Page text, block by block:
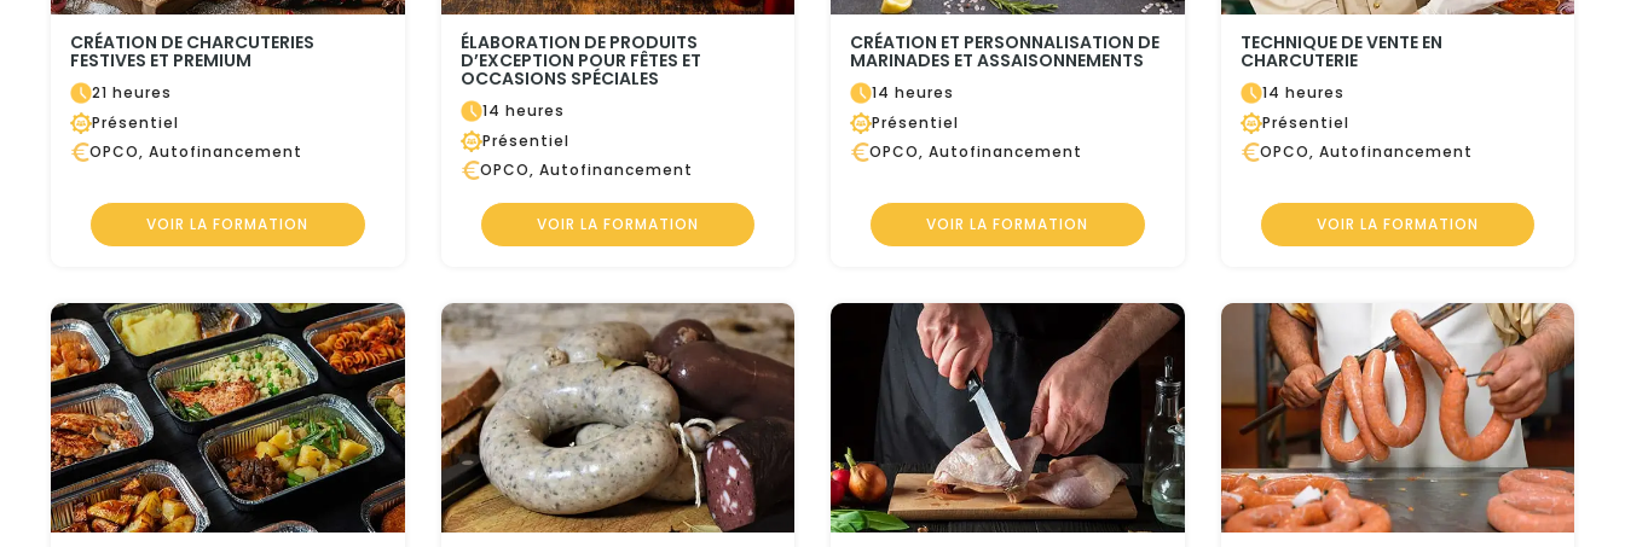
CRÉATION DE CHARCUTERIES
FESTIVES ET PREMIUM
21 heures
Présentiel
OPCO, Autofinancement
VOIR LA FORMATION
ÉLABORATION DE PRODUITS
D’EXCEPTION POUR FÊTES ET
OCCASIONS SPÉCIALES
14 heures
Présentiel
OPCO, Autofinancement
VOIR LA FORMATION
CRÉATION ET PERSONNALISATION DE
MARINADES ET ASSAISONNEMENTS
14 heures
Présentiel
OPCO, Autofinancement
VOIR LA FORMATION
TECHNIQUE DE VENTE EN
CHARCUTERIE
14 heures
Présentiel
OPCO, Autofinancement
VOIR LA FORMATION